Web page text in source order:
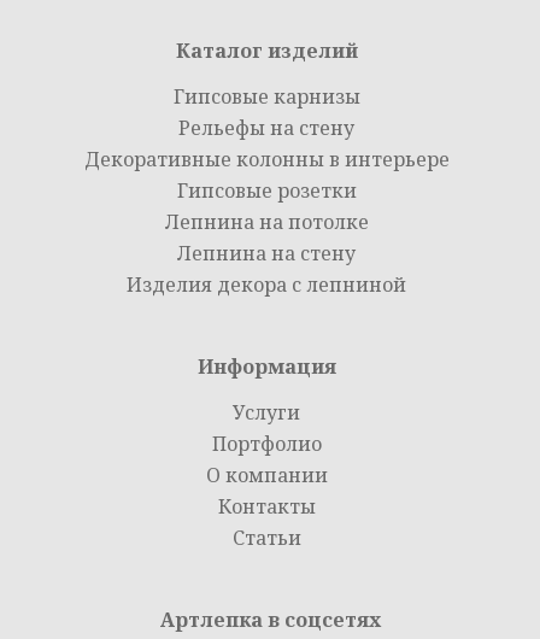
Каталог изделий
Гипсовые карнизы
Рельефы на стену
Декоративные колонны в интерьере
Гипсовые розетки
Лепнина на потолке
Лепнина на стену
Изделия декора с лепниной
Информация
Услуги
Портфолио
О компании
Контакты
Статьи
Артлепка в соцсетях